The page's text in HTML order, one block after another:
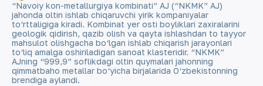
“Navoiy kon-metallurgiya kombinati” AJ (“NKMK” AJ)
jahonda oltin ishlab chiqaruvchi yirik kompaniyalar
to‘rttaligiga kiradi. Kombinat yer osti boyliklari zaxiralarini
geologik qidirish, qazib olish va qayta ishlashdan to tayyor
mahsulot olishgacha bo‘lgan ishlab chiqarish jarayonlari
to‘liq amalga oshiriladigan sanoat klasteridir. “NKMK”
AJning “999,9” soflikdagi oltin quymalari jahonning
qimmatbaho metallar bo‘yicha birjalarida O‘zbekistonning
brendiga aylandi.